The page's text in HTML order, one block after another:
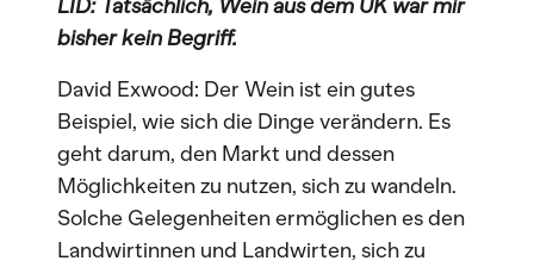
LID: Tatsächlich, Wein aus dem UK war mir
bisher kein Begriff.
David Exwood: Der Wein ist ein gutes
Beispiel, wie sich die Dinge verändern. Es
geht darum, den Markt und dessen
Möglichkeiten zu nutzen, sich zu wandeln.
Solche Gelegenheiten ermöglichen es den
Landwirtinnen und Landwirten, sich zu